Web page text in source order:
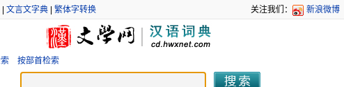
| 文言文字典| 繁体字转换 关注我们： 新浪微博
按部首检索